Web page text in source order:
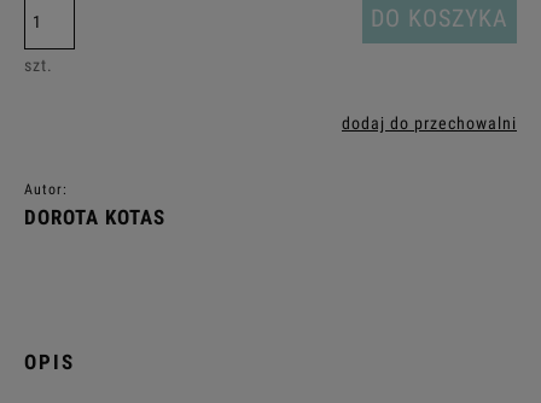
szt.
DO KOSZYKA
dodaj do przechowalni
Autor:
DOROTA KOTAS
OPIS